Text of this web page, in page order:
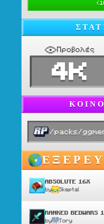
(
Προβολές
4K
/packs/
ABSOLUTE 16X
by Skeptal
RANKED BEDWARS
by Tory